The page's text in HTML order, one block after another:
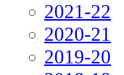
2021-22
2020-21
2019-20